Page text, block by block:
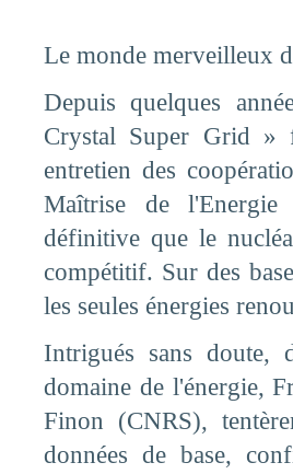
Le monde merveilleux
Depuis quelques
Crystal Super Grid »
entretien des
Maîtrise de
définitive que le
compétitif. Sur des
les seules énergies
Intrigués sans doute,
domaine de l'énergie,
Finon (CNRS),
données de base,